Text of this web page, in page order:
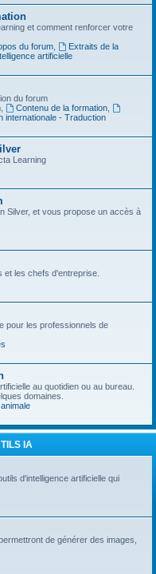
et comment renforcer votre
du forum,
Extraits de la
artificielle
du forum
, Contenu de la formation,
internationale - Traduction
Learning
Silver, et vous propose un accès à
et les chefs d'entreprise.
pour les professionnels de
au quotidien ou au bureau.
domaines.
IA
d'intelligence artificielle qui
de générer des images,